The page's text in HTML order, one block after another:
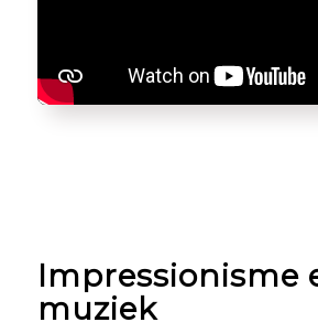
Impressionisme
muziek